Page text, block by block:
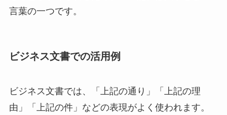
言葉の一つです。
ビジネス文書での活用例
ビジネス文書では、「上記の通り」「上記の理
由」「上記の件」などの表現がよく使われます。